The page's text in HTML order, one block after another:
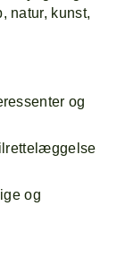
natur, kunst,
og
og